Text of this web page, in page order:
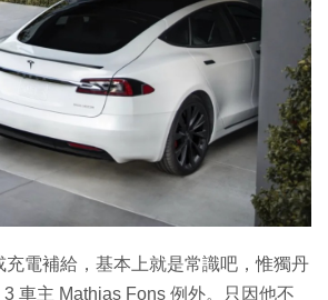
充電補給，基本上就是常識吧，惟獨丹
車主 Mathias Fons 例外。只因他不